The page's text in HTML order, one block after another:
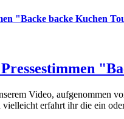
"Backe backe Kuchen
Video,
erfahrt ihr die ein